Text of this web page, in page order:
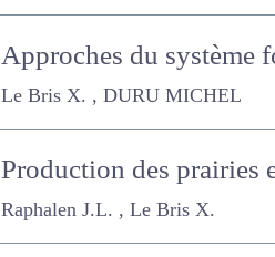
Approches du système
Le Bris X. , DURU MICHEL
Production des prairies
Raphalen J.L. , Le Bris X.